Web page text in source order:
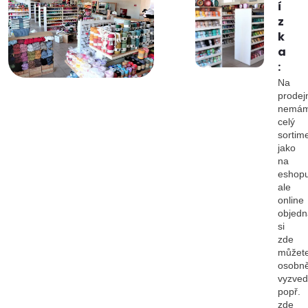
í
z
k
a
:
Na
celý
jako
na
ale
online
si
zde
popř.
zde